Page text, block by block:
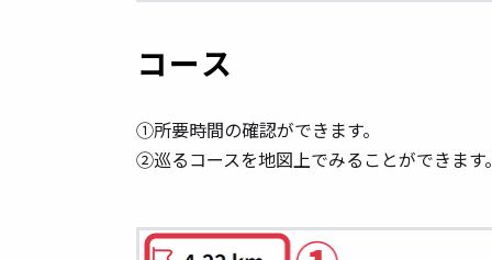
コース
①所要時間の確認ができます。
②巡るコースを地図上でみることができます